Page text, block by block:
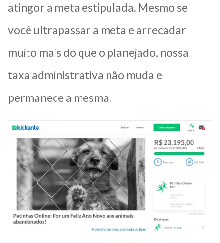
atingor a meta estipulada. Mesmo se
você ultrapassar a meta e arrecadar
muito mais do que o planejado, nossa
taxa administrativa não muda e
permanece a mesma.